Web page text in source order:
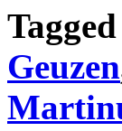
Geuzen